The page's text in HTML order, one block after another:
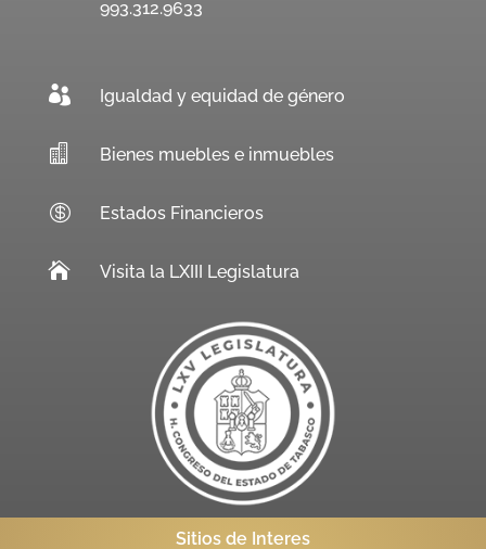
993.312.9633
 Igualdad y equidad de género
 Bienes muebles e inmuebles
 Estados Financieros
 Visita la LXIII Legislatura
Sitios de Interes